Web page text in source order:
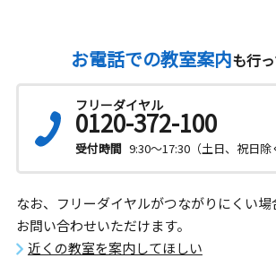
お電話での教室案内も行
フリーダイヤル
0120-372-100
受付時間 9:30～17:30（土日、祝日除
なお、フリーダイヤルがつながりにくい
お問い合わせいただけます。
近くの教室を案内してほしい